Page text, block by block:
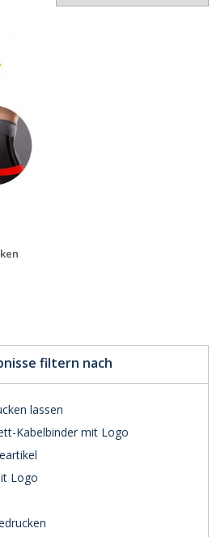
filtern nach
lassen
Kabelbinder mit Logo
Logo